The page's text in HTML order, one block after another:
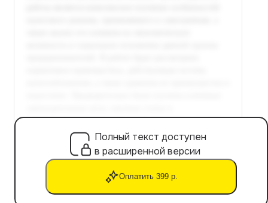
Полный текст доступен
в расширенной версии
Оплатить 399 р.